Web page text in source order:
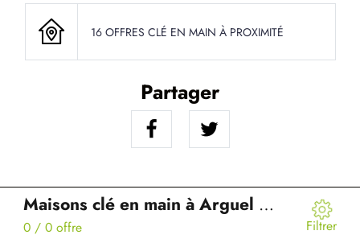
ARTICLES
16 OFFRES CLÉ EN MAIN À PROXIMITÉ
Partager
Maisons clé en main à Arguel (80)
0 / 0 offre Filtrer